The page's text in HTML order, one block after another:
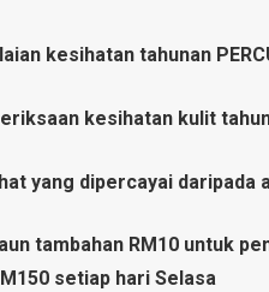
kesihatan tahunan
kesihatan kulit
yang dipercayai daripada
tambahan RM10 untuk
setiap hari Selasa